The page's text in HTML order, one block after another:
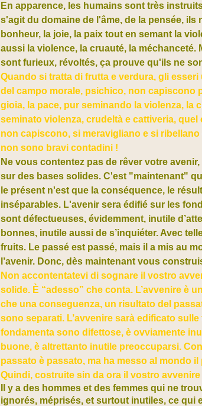
En apparence, les humains sont très
s'agit du domaine de l'âme, de la pensée,
bonheur, la joie, la paix tout en semant la
aussi la violence, la cruauté, la
sont furieux, révoltés, ça prouve qu'ils ne
Quando si tratta di frutta e verdura, gli
del campo morale, psichico, non capiscono
gioia, la pace, pur seminando la violenza, la
seminato violenza, crudeltà e cattiveria,
non capiscono, si meravigliano e si
non sono bravi contadini !
Ne vous contentez pas de rêver votre
sur des bases solides. C'est "maintenant"
le présent n'est que la conséquence, le
inséparables. L'avenir sera édifié sur les
sont défectueuses, évidemment, inutile
bonnes, inutile aussi de s’inquiéter. Avec
fruits. Le passé est passé, mais il a mis au
l’avenir. Donc, dès maintenant vous
Non accontentatevi di sognare il vostro
solide. È “adesso” che conta. L’avvenire è
che una conseguenza, un risultato del
sono separati. L’avvenire sarà edificato
fondamenta sono difettose, è ovviamente
buone, è altrettanto inutile preoccuparsi.
passato è passato, ma ha messo al mondo
Quindi, costruite sin da ora il vostro
Il y a des hommes et des femmes qui ne
ignorés, méprisés, et surtout inutiles, ce qui